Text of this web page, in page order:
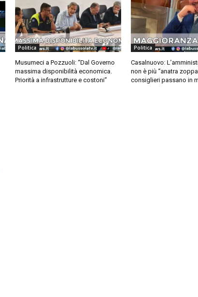
Politica
Musumeci a Pozzuoli: “Dal Governo
massima disponibilità economica.
Priorità a infrastrutture e costoni”
Politica
Casalnuovo:
non è più “anatra
consiglieri passano in